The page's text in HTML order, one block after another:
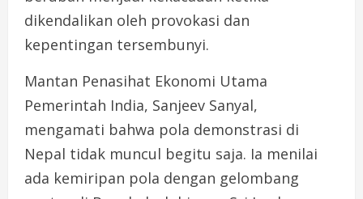
dikendalikan oleh provokasi dan
kepentingan tersembunyi.
Mantan Penasihat Ekonomi Utama
Pemerintah India, Sanjeev Sanyal,
mengamati bahwa pola demonstrasi di
Nepal tidak muncul begitu saja. Ia menilai
ada kemiripan pola dengan gelombang